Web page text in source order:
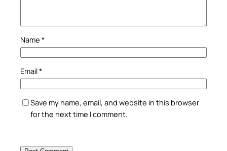
Name *
Email*
Save my name, email, and website in this browser
for the next time I comment.